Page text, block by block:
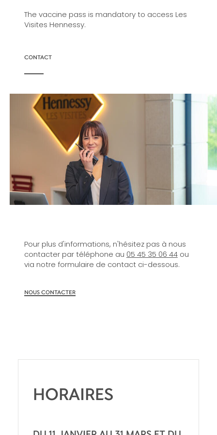
The vaccine pass is mandatory to access Les
Visites Hennessy.
CONTACT
Pour plus d'informations, n'hésitez pas à nous
contacter par téléphone au 05 45 35 06 44ou
via notre formulaire de contact ci-dessous.
NOUS CONTACTER
HORAIRES